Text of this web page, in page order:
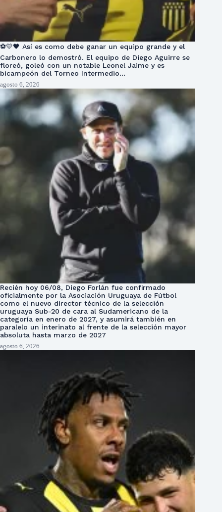
⚽💛🖤 Así es como debe ganar un equipo grande y el
Carbonero lo demostró. El equipo de Diego Aguirre se
floreó, goleó con un notable Leonel Jaime y es
bicampeón del Torneo Intermedio…
agosto 6, 2026
Recién hoy 06/08, Diego Forlán fue confirmado
oficialmente por la Asociación Uruguaya de Fútbol
como el nuevo director técnico de la selección
uruguaya Sub-20 de cara al Sudamericano de la
categoría en enero de 2027, y asumirá también en
paralelo un interinato al frente de la selección mayor
absoluta hasta marzo de 2027
agosto 6, 2026